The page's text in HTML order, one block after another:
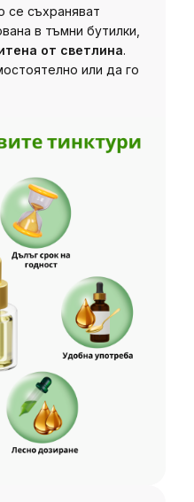
се съхраняват
в тъмни бутилки,
от светлина.
или да го